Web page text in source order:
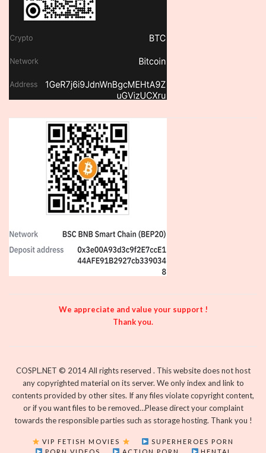
We appreciate and value your support !
Thank you.
COSPL.NET © 2014 All rights reserved . This website does not host
any copyrighted material on its server. We only index and link to
contents provided by other sites. If any files violate copyright content,
or if you want files to be removed…Please direct your complaint
towards the responsible parties such as storage hosting. Thank you !
VIP FETISH MOVIES
SUPERHEROES PORN